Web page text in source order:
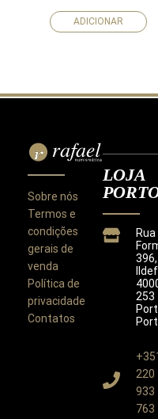
ADICIONAR
Este site utiliza
Ao utilizar este site
Sobre nós
Termos e
condições
gerais de
venda
Política de
privacidade
Contatos
LOJA
Rua
253
220
933
763